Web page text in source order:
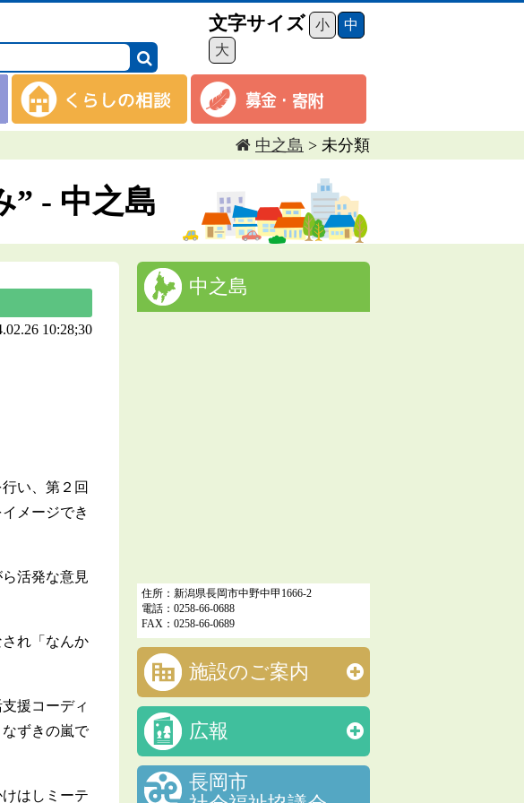
文字サイズ 小
中
大
中之島 > 未分類
” - 中之島
10:28;30
い、第２回
メージでき
活発な意見
れ「なんか
援コーディ
ずきの嵐で
はしミーテ
中之島
住所：新潟県長岡市中野中甲1666-2
電話：0258-66-0688
FAX：0258-66-0689
施設のご案内
広報
長岡市